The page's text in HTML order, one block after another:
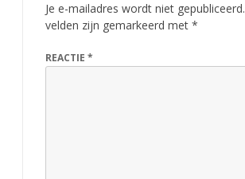
Je e-mailadres wordt niet gepubliceerd.
velden zijn gemarkeerd met *
REACTIE *